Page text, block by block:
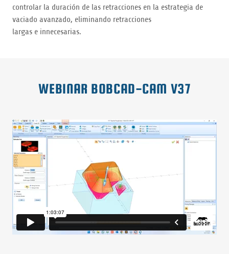
controlar la duración de las retracciones en la estrategia de
vaciado avanzado, eliminando retracciones
largas e innecesarias.
WEBINAR BOBCAD-CAM V37